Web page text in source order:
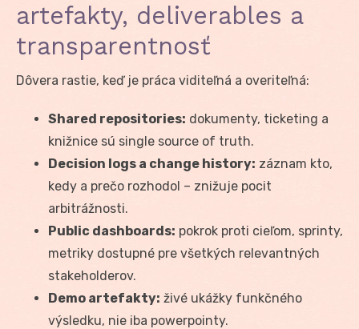
artefakty, deliverables a
transparentnosť
Dôvera rastie, keď je práca viditeľná a overiteľná:
Shared repositories: dokumenty, ticketing a
knižnice sú single source of truth.
Decision logs a change history: záznam kto,
kedy a prečo rozhodol – znižuje pocit
arbitrážnosti.
Public dashboards: pokrok proti cieľom, sprinty,
metriky dostupné pre všetkých relevantných
stakeholderov.
Demo artefakty: živé ukážky funkčného
výsledku, nie iba powerpointy.